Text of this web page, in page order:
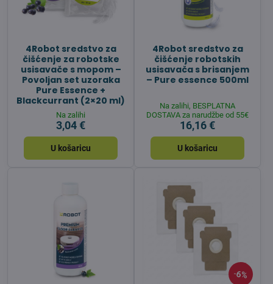
4Robot sredstvo za
čišćenje za robotske
usisavače s mopom –
Povoljan set uzoraka
Pure Essence +
Blackcurrant (2×20 ml)
Na zalihi
3,04 €
U košaricu
4Robot sredstvo za
čišćenje robotskih
usisavača s brisanjem
– Pure essence 500ml
Na zalihi, BESPLATNA
DOSTAVA za narudžbe od 55€
16,16 €
U košaricu
6%